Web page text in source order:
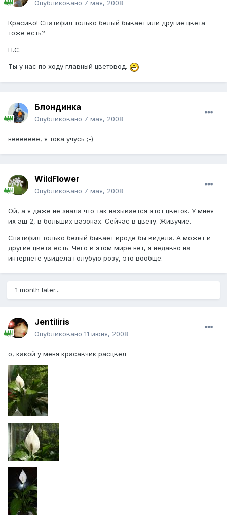
Опубликовано 7 мая, 2008
Красиво! Спатифил только белый бывает или другие цвета
тоже есть?
П.С.
Ты у нас по ходу главный цветовод.
Блондинка
Опубликовано 7 мая, 2008
неееееее, я тока учусь ;-)
WildFlower
Опубликовано 7 мая, 2008
Ой, а я даже не знала что так называется этот цветок. У мнея
их аш 2, в больших вазонах. Сейчас в цвету. Живучие.
Спатифил только белый бывает вроде бы видела. А может и
другие цвета есть. Чего в этом мире нет, я недавно на
интеpнете увидела голубую розу, это вообще.
1 month later...
Jentiliris
Опубликовано 11 июня, 2008
о, какой у меня красавчик расцвёл